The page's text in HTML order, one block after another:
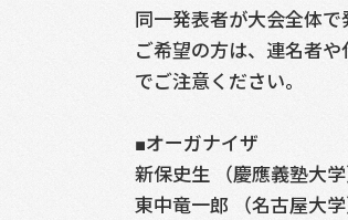
同一発表者が大会全体
ご希望の方は、連名者
でご注意ください。
■オーガナイザ
新保史生 （慶應義塾大学
東中竜一郎 （名古屋大学